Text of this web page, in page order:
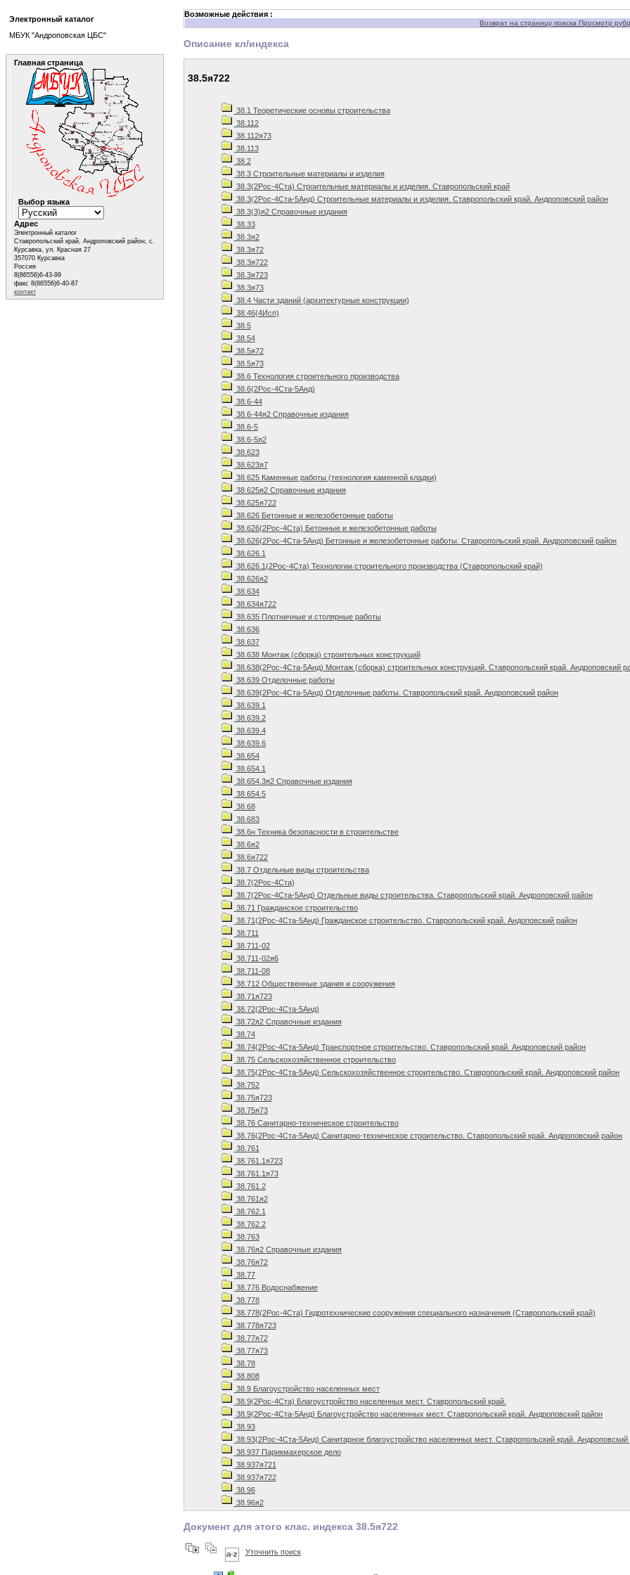
Возможные действия :
Возврат на страницу поиска Просмотр
Описание кл/индекса
38.5я722
38.1 Теоретические основы строительства
38.112
38.112я73
38.113
38.2
38.3 Строительные материалы и изделия
38.3(2Рос-4Ста) Строительные материалы и изделия. Ставропольский край
38.3(2Рос-4Ста-5Анд) Строительные материалы и изделия. Ставропольский край. Андроповский район
38.3(3)я2 Справочные издания
38.33
38.3я2
38.3я72
38.3я722
38.3я723
38.3я73
38.4 Части зданий (архитектурные конструкции)
38.46(4Исп)
38.5
38.54
38.5я72
38.5я73
38.6 Технология строительного производства
38.6(2Рос-4Ста-5Анд)
38.6-44
38.6-44я2 Справочные издания
38.6-5
38.6-5я2
38.623
38.623я7
38.625 Каменные работы (технология каменной кладки)
38.625я2 Справочные издания
38.625я722
38.626 Бетонные и железобетонные работы
38.626(2Рос-4Ста) Бетонные и железобетонные работы
38.626(2Рос-4Ста-5Анд) Бетонные и железобетонные работы. Ставропольский край. Андроповский район
38.626.1
38.626.1(2Рос-4Ста) Технологии строительного производства (Ставропольский край)
38.626я2
38.634
38.634я722
38.635 Плотничные и столярные работы
38.636
38.637
38.638 Монтаж (сборка) строительных конструкций
38.638(2Рос-4Ста-5Анд) Монтаж (сборка) строительных конструкций. Ставропольский край. Андроповский
38.639 Отделочные работы
38.639(2Рос-4Ста-5Анд) Отделочные работы. Ставропольский край. Андроповский район
38.639.1
38.639.2
38.639.4
38.639.6
38.654
38.654.1
38.654.3я2 Справочные издания
38.654.5
38.68
38.683
38.6н Техника безопасности в строительстве
38.6я2
38.6я722
38.7 Отдельные виды строительства
38.7(2Рос-4Ста)
38.7(2Рос-4Ста-5Анд) Отдельные виды строительства. Ставропольский край. Андроповский район
38.71 Гражданское строительство
38.71(2Рос-4Ста-5Анд) Гражданское строительство. Ставропольский край. Андоповский район
38.711
38.711-02
38.711-02я6
38.711-08
38.712 Общественные здания и сооружения
38.71я723
38.72(2Рос-4Ста-5Анд)
38.72я2 Справочные издания
38.74
38.74(2Рос-4Ста-5Анд) Транспортное строительство. Ставропольский край. Андроповский район
38.75 Сельскохозяйственное строительство
38.75(2Рос-4Ста-5Анд) Сельскохозяйственное строительство. Ставропольский край. Андроповский район
38.752
38.75я723
38.75я73
38.76 Санитарно-техническое строительство
38.76(2Рос-4Ста-5Анд) Санитарно-техническое строительство. Ставропольский край. Андроповский район
38.761
38.761.1я723
38.761.1я73
38.761.2
38.761я2
38.762.1
38.762.2
38.763
38.76я2 Справочные издания
38.76я72
38.77
38.776 Водоснабжение
38.778
38.778(2Рос-4Ста) Гидротехнические сооружения специального назначения (Ставропольский край)
38.778я723
38.77я72
38.77я73
38.78
38.808
38.9 Благоустройство населенных мест
38.9(2Рос-4Ста) Благоустройство населенных мест. Ставропольский край.
38.9(2Рос-4Ста-5Анд) Благоустройство населенных мест. Ставропольский край. Андроповский район
38.93
38.93(2Рос-4Ста-5Анд) Санитарное благоустройство населенных мест. Ставропольский край. Андроповский
38.937 Парикмахерское дело
38.937я721
38.937я722
38.96
38.96я2
Документ для этого клас. индекса 38.5я722
Уточнить поиск
Электронный каталог
МБУК "Андроповская ЦБС"
Главная страница
Выбор языка
Адрес
Электронный каталог
Ставропольский край, Андроповский район, с.
Курсавка, ул. Красная 27
357070 Курсавка
Россия
8(86556)6-43-99
факс 8(86556)6-40-87
контакт